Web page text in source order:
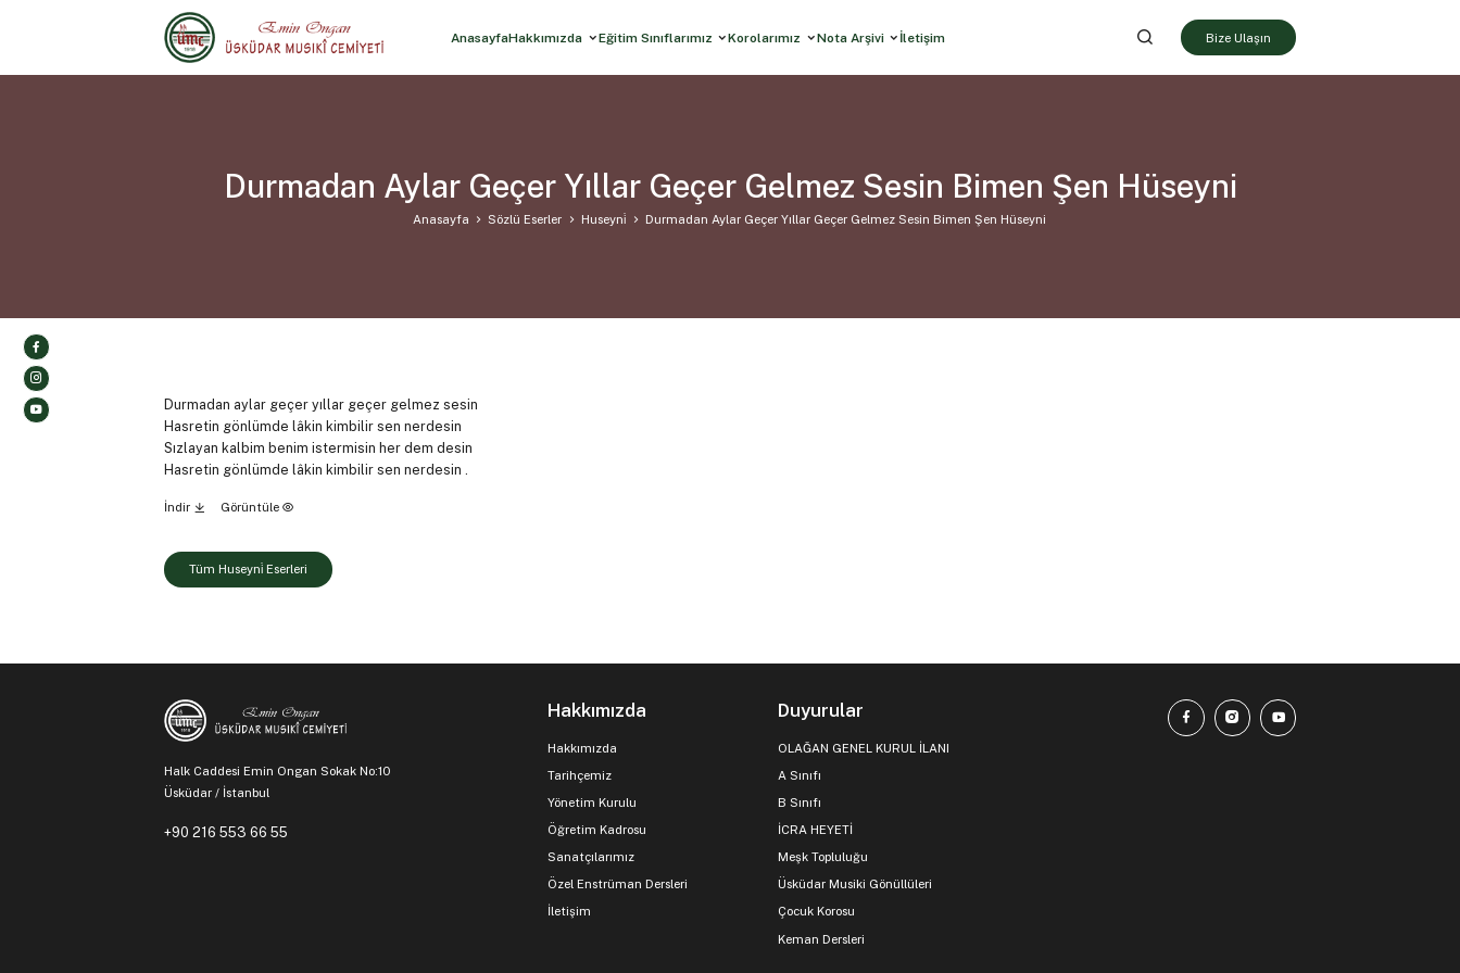
AnasayfaHakkımızda Eğitim Sınıflarımız Korolarımız Nota Arşivi İletişim Bize Ulaşın
Durmadan Aylar Geçer Yıllar Geçer Gelmez Sesin Bimen Şen Hüseyni
Anasayfa Sözlü Eserler Huseyni̇ Durmadan Aylar Geçer Yıllar Geçer Gelmez Sesin Bimen Şen Hüseyni
Durmadan aylar geçer yıllar geçer gelmez sesin
Hasretin gönlümde lâkin kimbilir sen nerdesin
Sızlayan kalbim benim istermisin her dem desin
Hasretin gönlümde lâkin kimbilir sen nerdesin .
İndir Görüntüle
Tüm Huseyni̇ Eserleri
Halk Caddesi Emin Ongan Sokak No:10
Üsküdar / İstanbul
+90 216 553 66 55
Hakkımızda
Hakkımızda
Tarihçemiz
Yönetim Kurulu
Öğretim Kadrosu
Sanatçılarımız
Özel Enstrüman Dersleri
İletişim
Duyurular
OLAĞAN GENEL KURUL İLANI
A Sınıfı
B Sınıfı
İCRA HEYETİ
Meşk Topluluğu
Üsküdar Musiki Gönüllüleri
Çocuk Korosu
Keman Dersleri